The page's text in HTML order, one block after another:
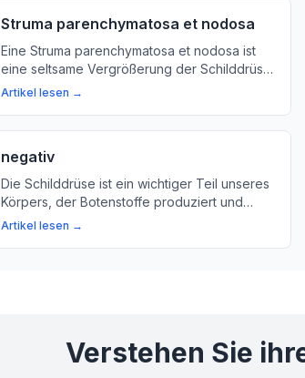
Struma parenchymatosa et nodosa
Eine Struma parenchymatosa et nodosa ist
eine seltsame Vergrößerung der Schilddrüse,
die Knoten aufweist. Wir erklären Ihnen, was
Artikel lesen →
negativ
Die Schilddrüse ist ein wichtiger Teil unseres
Körpers, der Botenstoffe produziert und
reguliert. Erfahren Sie mehr über die
Artikel lesen →
Verstehen Sie